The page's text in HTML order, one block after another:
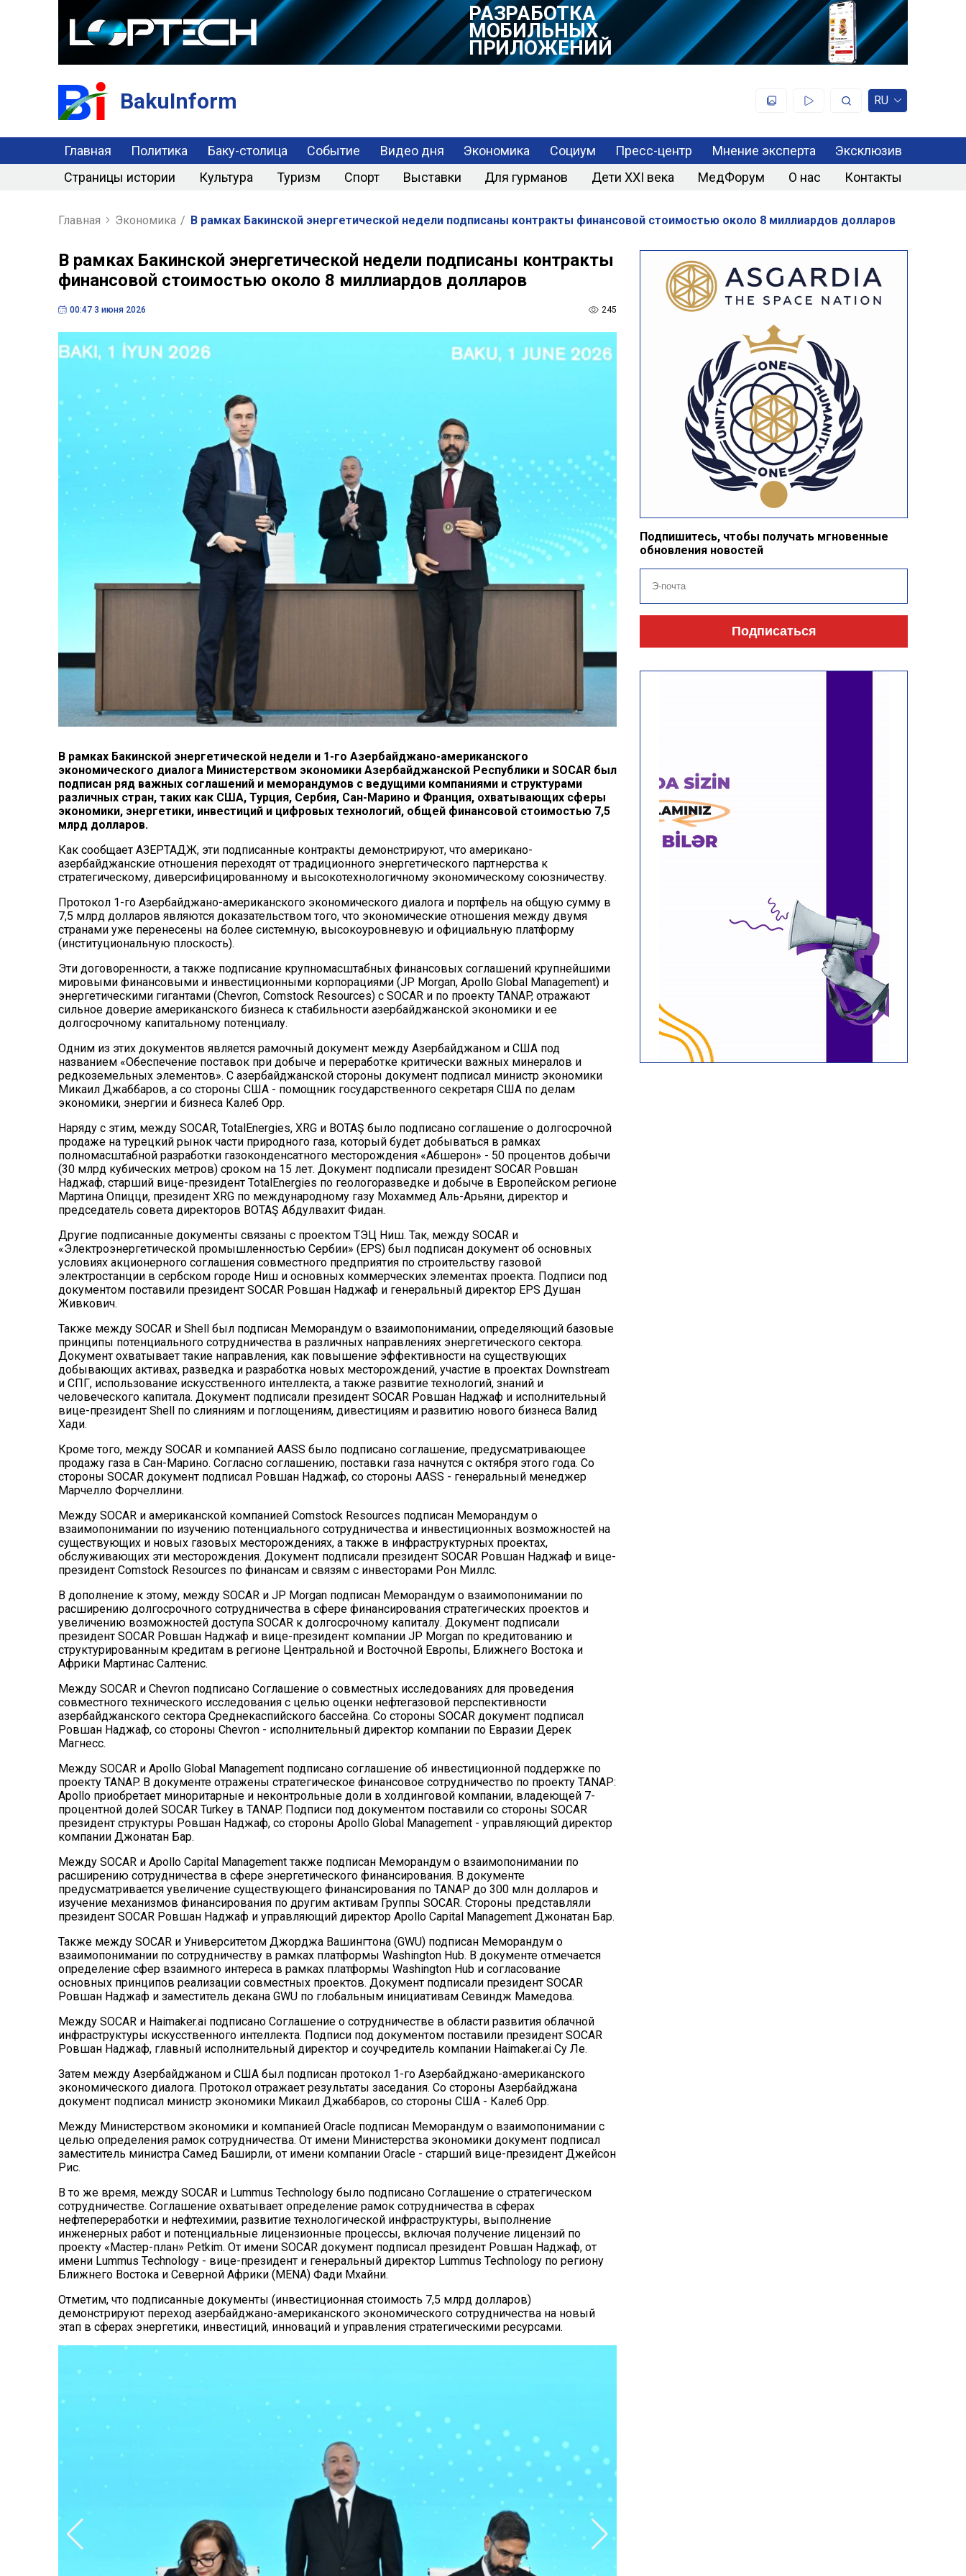
РАЗРАБОТКА
МОБИЛЬНЫХ
ПРИЛОЖЕНИЙ
BakuInform RU
Главная Политика Баку-столица Событие Видео дня Экономика Социум Пресс-центр Мнение эксперта
Эксклюзив
Страницы истории
Культура Туризм Спорт Выставки Для гурманов Дети XXI века МедФорум О нас Контакты
Главная Экономика / В рамках Бакинской энергетической недели подписаны контракты финансовой стоимостью около 8 миллиардов долларов
В рамках Бакинской энергетической недели подписаны контракты
финансовой стоимостью около 8 миллиардов долларов
00:47 3 июня 2026 245
В рамках Бакинской энергетической недели и 1-го Азербайджано-американского
экономического диалога Министерством экономики Азербайджанской Республики и SOCAR был
подписан ряд важных соглашений и меморандумов с ведущими компаниями и структурами
различных стран, таких как США, Турция, Сербия, Сан-Марино и Франция, охватывающих сферы
экономики, энергетики, инвестиций и цифровых технологий, общей финансовой стоимостью 7,5
млрд долларов.
Как сообщает АЗЕРТАДЖ, эти подписанные контракты демонстрируют, что американо-
азербайджанские отношения переходят от традиционного энергетического партнерства к
стратегическому, диверсифицированному и высокотехнологичному экономическому союзничеству.
Протокол 1-го Азербайджано-американского экономического диалога и портфель на общую сумму в
7,5 млрд долларов являются доказательством того, что экономические отношения между двумя
странами уже перенесены на более системную, высокоуровневую и официальную платформу
(институциональную плоскость).
Эти договоренности, а также подписание крупномасштабных финансовых соглашений крупнейшими
мировыми финансовыми и инвестиционными корпорациями (JP Morgan, Apollo Global Management) и
энергетическими гигантами (Chevron, Comstock Resources) с SOCAR и по проекту TANAP, отражают
сильное доверие американского бизнеса к стабильности азербайджанской экономики и ее
долгосрочному капитальному потенциалу.
Одним из этих документов является рамочный документ между Азербайджаном и США под
названием «Обеспечение поставок при добыче и переработке критически важных минералов и
редкоземельных элементов». С азербайджанской стороны документ подписал министр экономики
Микаил Джаббаров, а со стороны США - помощник государственного секретаря США по делам
экономики, энергии и бизнеса Калеб Орр.
Наряду с этим, между SOCAR, TotalEnergies, XRG и BOTAŞ было подписано соглашение о долгосрочной
продаже на турецкий рынок части природного газа, который будет добываться в рамках
полномасштабной разработки газоконденсатного месторождения «Абшерон» - 50 процентов добычи
(30 млрд кубических метров) сроком на 15 лет. Документ подписали президент SOCAR Ровшан
Наджаф, старший вице-президент TotalEnergies по геологоразведке и добыче в Европейском регионе
Мартина Опицци, президент XRG по международному газу Мохаммед Аль-Арьяни, директор и
председатель совета директоров BOTAŞ Абдулвахит Фидан.
Другие подписанные документы связаны с проектом ТЭЦ Ниш. Так, между SOCAR и
«Электроэнергетической промышленностью Сербии» (EPS) был подписан документ об основных
условиях акционерного соглашения совместного предприятия по строительству газовой
электростанции в сербском городе Ниш и основных коммерческих элементах проекта. Подписи под
документом поставили президент SOCAR Ровшан Наджаф и генеральный директор EPS Душан
Живкович.
Также между SOCAR и Shell был подписан Меморандум о взаимопонимании, определяющий базовые
принципы потенциального сотрудничества в различных направлениях энергетического сектора.
Документ охватывает такие направления, как повышение эффективности на существующих
добывающих активах, разведка и разработка новых месторождений, участие в проектах Downstream
и СПГ, использование искусственного интеллекта, а также развитие технологий, знаний и
человеческого капитала. Документ подписали президент SOCAR Ровшан Наджаф и исполнительный
вице-президент Shell по слияниям и поглощениям, дивестициям и развитию нового бизнеса Валид
Хади.
Кроме того, между SOCAR и компанией AASS было подписано соглашение, предусматривающее
продажу газа в Сан-Марино. Согласно соглашению, поставки газа начнутся с октября этого года. Со
стороны SOCAR документ подписал Ровшан Наджаф, со стороны AASS - генеральный менеджер
Марчелло Форчеллини.
Между SOCAR и американской компанией Comstock Resources подписан Меморандум о
взаимопонимании по изучению потенциального сотрудничества и инвестиционных возможностей на
существующих и новых газовых месторождениях, а также в инфраструктурных проектах,
обслуживающих эти месторождения. Документ подписали президент SOCAR Ровшан Наджаф и вице-
президент Comstock Resources по финансам и связям с инвесторами Рон Миллс.
В дополнение к этому, между SOCAR и JP Morgan подписан Меморандум о взаимопонимании по
расширению долгосрочного сотрудничества в сфере финансирования стратегических проектов и
увеличению возможностей доступа SOCAR к долгосрочному капиталу. Документ подписали
президент SOCAR Ровшан Наджаф и вице-президент компании JP Morgan по кредитованию и
структурированным кредитам в регионе Центральной и Восточной Европы, Ближнего Востока и
Африки Мартинас Салтенис.
Между SOCAR и Chevron подписано Соглашение о совместных исследованиях для проведения
совместного технического исследования с целью оценки нефтегазовой перспективности
азербайджанского сектора Среднекаспийского бассейна. Со стороны SOCAR документ подписал
Ровшан Наджаф, со стороны Chevron - исполнительный директор компании по Евразии Дерек
Магнесс.
Между SOCAR и Apollo Global Management подписано соглашение об инвестиционной поддержке по
проекту TANAP. В документе отражены стратегическое финансовое сотрудничество по проекту TANAP:
Apollo приобретает миноритарные и неконтрольные доли в холдинговой компании, владеющей 7-
процентной долей SOCAR Turkey в TANAP. Подписи под документом поставили со стороны SOCAR
президент структуры Ровшан Наджаф, со стороны Apollo Global Management - управляющий директор
компании Джонатан Бар.
Между SOCAR и Apollo Capital Management также подписан Меморандум о взаимопонимании по
расширению сотрудничества в сфере энергетического финансирования. В документе
предусматривается увеличение существующего финансирования по TANAP до 300 млн долларов и
изучение механизмов финансирования по другим активам Группы SOCAR. Стороны представляли
президент SOCAR Ровшан Наджаф и управляющий директор Apollo Capital Management Джонатан Бар.
Также между SOCAR и Университетом Джорджа Вашингтона (GWU) подписан Меморандум о
взаимопонимании по сотрудничеству в рамках платформы Washington Hub. В документе отмечается
определение сфер взаимного интереса в рамках платформы Washington Hub и согласование
основных принципов реализации совместных проектов. Документ подписали президент SOCAR
Ровшан Наджаф и заместитель декана GWU по глобальным инициативам Севиндж Мамедова.
Между SOCAR и Haimaker.ai подписано Соглашение о сотрудничестве в области развития облачной
инфраструктуры искусственного интеллекта. Подписи под документом поставили президент SOCAR
Ровшан Наджаф, главный исполнительный директор и соучредитель компании Haimaker.ai Су Ле.
Затем между Азербайджаном и США был подписан протокол 1-го Азербайджано-американского
экономического диалога. Протокол отражает результаты заседания. Со стороны Азербайджана
документ подписал министр экономики Микаил Джаббаров, со стороны США - Калеб Орр.
Между Министерством экономики и компанией Oracle подписан Меморандум о взаимопонимании с
целью определения рамок сотрудничества. От имени Министерства экономики документ подписал
заместитель министра Самед Баширли, от имени компании Oracle - старший вице-президент Джейсон
Рис.
В то же время, между SOCAR и Lummus Technology было подписано Соглашение о стратегическом
сотрудничестве. Соглашение охватывает определение рамок сотрудничества в сферах
нефтепереработки и нефтехимии, развитие технологической инфраструктуры, выполнение
инженерных работ и потенциальные лицензионные процессы, включая получение лицензий по
проекту «Мастер-план» Petkim. От имени SOCAR документ подписал президент Ровшан Наджаф, от
имени Lummus Technology - вице-президент и генеральный директор Lummus Technology по региону
Ближнего Востока и Северной Африки (MENA) Фади Мхайни.
Отметим, что подписанные документы (инвестиционная стоимость 7,5 млрд долларов)
демонстрируют переход азербайджано-американского экономического сотрудничества на новый
этап в сферах энергетики, инвестиций, инноваций и управления стратегическими ресурсами.
Подпишитесь, чтобы получать мгновенные
обновления новостей
Подписаться